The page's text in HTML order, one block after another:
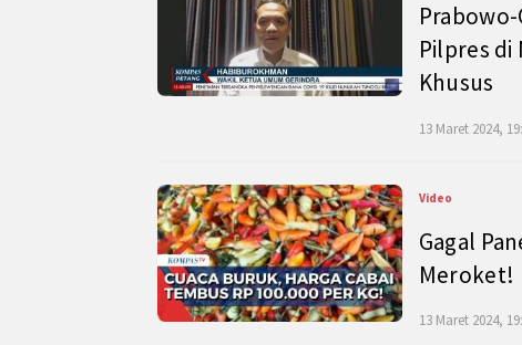
Pilpres di
Khusus
13 Maret 2024,
Video
Gagal
Meroket!
13 Maret 2024,